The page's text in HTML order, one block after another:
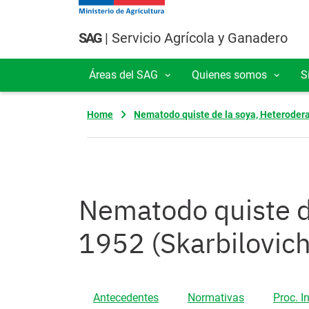
Pasar al contenido principal
SAG| Servicio Agrícola y Ganadero
Navegación principal
Áreas del SAG Quienes somos
Home Nematodo quiste de la soya,
Nematodo quiste
1952
Antecedentes Normativas Proc.